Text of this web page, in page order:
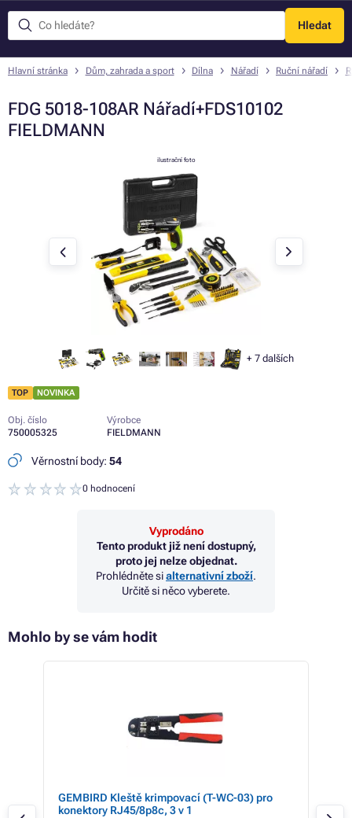
Hledat
Menu
Hlavní stránka Dům, zahrada a sport Dílna Nářadí Ruční nářadí
FDG 5018-108AR Nářadí+FDS10102
FIELDMANN
ilustrační foto
+7 dalších
TOP NOVINKA
Obj. číslo
750005325
Výrobce
FIELDMANN
Věrnostní body: 54
0 hodnocení
Vyprodáno
Tento produkt již není dostupný,
proto jej nelze objednat.
Prohlédněte sialternativní zboží.
Určitě si něco vyberete.
Mohlo by se vám hodit
GEMBIRD Kleště krimpovací (T-WC-03) pro
konektory RJ45/8p8c, 3 v 1